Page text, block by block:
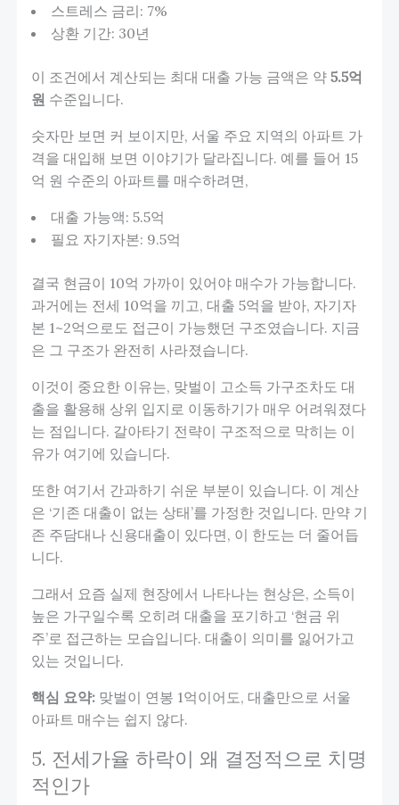
스트레스 금리: 7%
상환 기간: 30년
이 조건에서 계산되는 최대 대출 가능 금액은 약 5.5억
원 수준입니다.
숫자만 보면 커 보이지만, 서울 주요 지역의 아파트 가
격을 대입해 보면 이야기가 달라집니다. 예를 들어 15
억 원 수준의 아파트를 매수하려면,
대출 가능액: 5.5억
필요 자기자본: 9.5억
결국 현금이 10억 가까이 있어야 매수가 가능합니다.
과거에는 전세 10억을 끼고, 대출 5억을 받아, 자기자
본 1~2억으로도 접근이 가능했던 구조였습니다. 지금
은 그 구조가 완전히 사라졌습니다.
이것이 중요한 이유는, 맞벌이 고소득 가구조차도 대
출을 활용해 상위 입지로 이동하기가 매우 어려워졌다
는 점입니다. 갈아타기 전략이 구조적으로 막히는 이
유가 여기에 있습니다.
또한 여기서 간과하기 쉬운 부분이 있습니다. 이 계산
은 ‘기존 대출이 없는 상태’를 가정한 것입니다. 만약 기
존 주담대나 신용대출이 있다면, 이 한도는 더 줄어듭
니다.
그래서 요즘 실제 현장에서 나타나는 현상은, 소득이
높은 가구일수록 오히려 대출을 포기하고 ‘현금 위
주’로 접근하는 모습입니다. 대출이 의미를 잃어가고
있는 것입니다.
핵심 요약:맞벌이 연봉 1억이어도, 대출만으로 서울
아파트 매수는 쉽지 않다.
5. 전세가율 하락이 왜 결정적으로 치명
적인가